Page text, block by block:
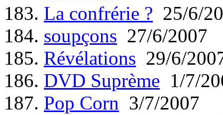
183. La confrérie ? 25/6/
184. soupçons 27/6/2007
185. Révélations 29/6/
186. DVD Suprème 1/7/
187. Pop Corn 3/7/2007